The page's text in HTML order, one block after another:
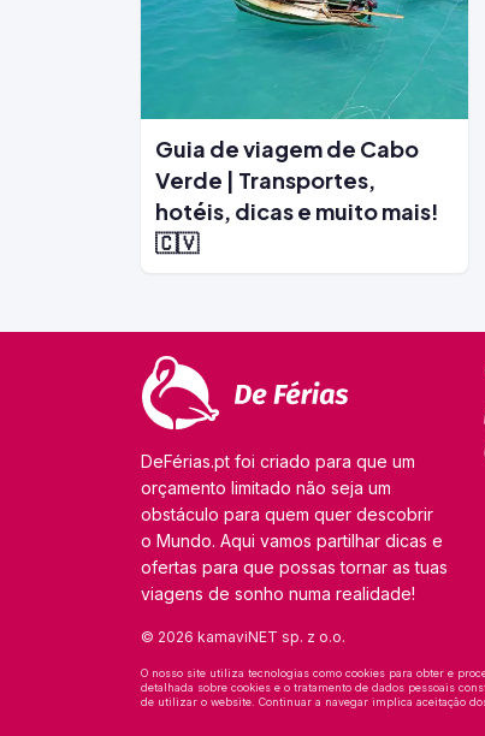
Guia de viagem de Cabo
Verde | Transportes,
hotéis, dicas e muito mais!
🇨🇻
DeFérias.pt foi criado para que um
orçamento limitado não seja um
obstáculo para quem quer descobrir
o Mundo. Aqui vamos partilhar dicas e
ofertas para que possas tornar as tuas
viagens de sonho numa realidade!
© 2026 kamaviNET sp. z o.o.
O nosso site utiliza tecnologias como cookies para obter e
detalhada sobre cookies e o tratamento de dados pessoais
de utilizar o website. Continuar a navegar implica aceitação